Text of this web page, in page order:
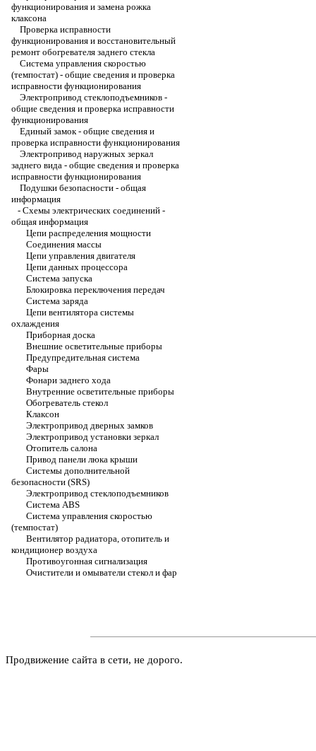
функционирования и замена рожка
клаксона
Проверка исправности
функционирования и восстановительный
ремонт обогревателя заднего стекла
Система управления скоростью
(темпостат) - общие сведения и проверка
исправности функционирования
Электропривод стеклоподъемников -
общие сведения и проверка исправности
функционирования
Единый замок - общие сведения и
проверка исправности функционирования
Электропривод наружных зеркал
заднего вида - общие сведения и проверка
исправности функционирования
Подушки безопасности - общая
информация
- Схемы электрических соединений -
общая информация
Цепи распределения мощности
Соединения массы
Цепи управления двигателя
Цепи данных процессора
Система запуска
Блокировка переключения передач
Система заряда
Цепи вентилятора системы
охлаждения
Приборная доска
Внешние осветительные приборы
Предупредительная система
Фары
Фонари заднего хода
Внутренние осветительные приборы
Обогреватель стекол
Клаксон
Электропривод дверных замков
Электропривод установки зеркал
Отопитель салона
Привод панели люка крыши
Системы дополнительной
безопасности (SRS)
Электропривод стеклоподъемников
Система ABS
Система управления скоростью
(темпостат)
Вентилятор радиатора, отопитель и
кондиционер воздуха
Противоугонная сигнализация
Очистители и омыватели стекол и фар
Продвижение сайта в сети, не дорого.